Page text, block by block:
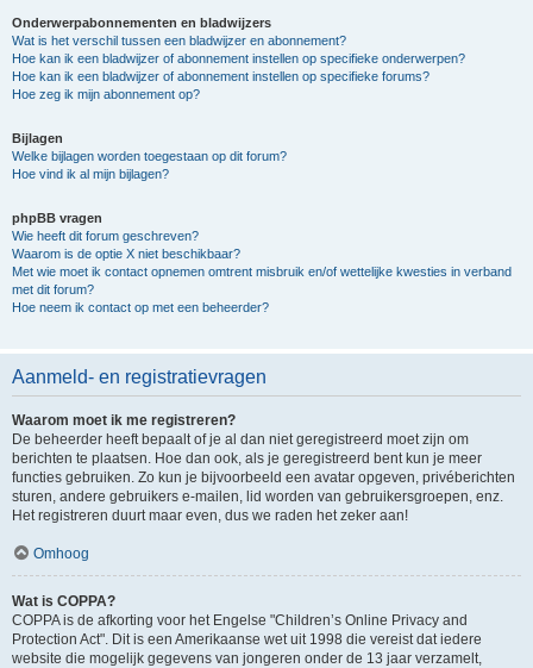
Onderwerpabonnementen en bladwijzers
Wat is het verschil tussen een bladwijzer en abonnement?
Hoe kan ik een bladwijzer of abonnement instellen op specifieke onderwerpen?
Hoe kan ik een bladwijzer of abonnement instellen op specifieke forums?
Hoe zeg ik mijn abonnement op?
Bijlagen
Welke bijlagen worden toegestaan op dit forum?
Hoe vind ik al mijn bijlagen?
phpBB vragen
Wie heeft dit forum geschreven?
Waarom is de optie X niet beschikbaar?
Met wie moet ik contact opnemen omtrent misbruik en/of wettelijke kwesties in verband
met dit forum?
Hoe neem ik contact op met een beheerder?
Aanmeld- en registratievragen
Waarom moet ik me registreren?
De beheerder heeft bepaalt of je al dan niet geregistreerd moet zijn om
berichten te plaatsen. Hoe dan ook, als je geregistreerd bent kun je meer
functies gebruiken. Zo kun je bijvoorbeeld een avatar opgeven, privéberichten
sturen, andere gebruikers e-mailen, lid worden van gebruikersgroepen, enz.
Het registreren duurt maar even, dus we raden het zeker aan!
Omhoog
Wat is COPPA?
COPPA is de afkorting voor het Engelse "Children’s Online Privacy and
Protection Act". Dit is een Amerikaanse wet uit 1998 die vereist dat iedere
website die mogelijk gegevens van jongeren onder de 13 jaar verzamelt,